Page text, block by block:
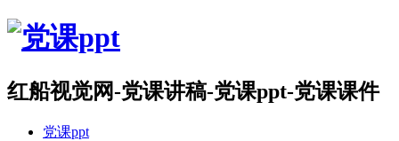
红船视觉网-党课讲稿-党课ppt-党课课件
党课ppt